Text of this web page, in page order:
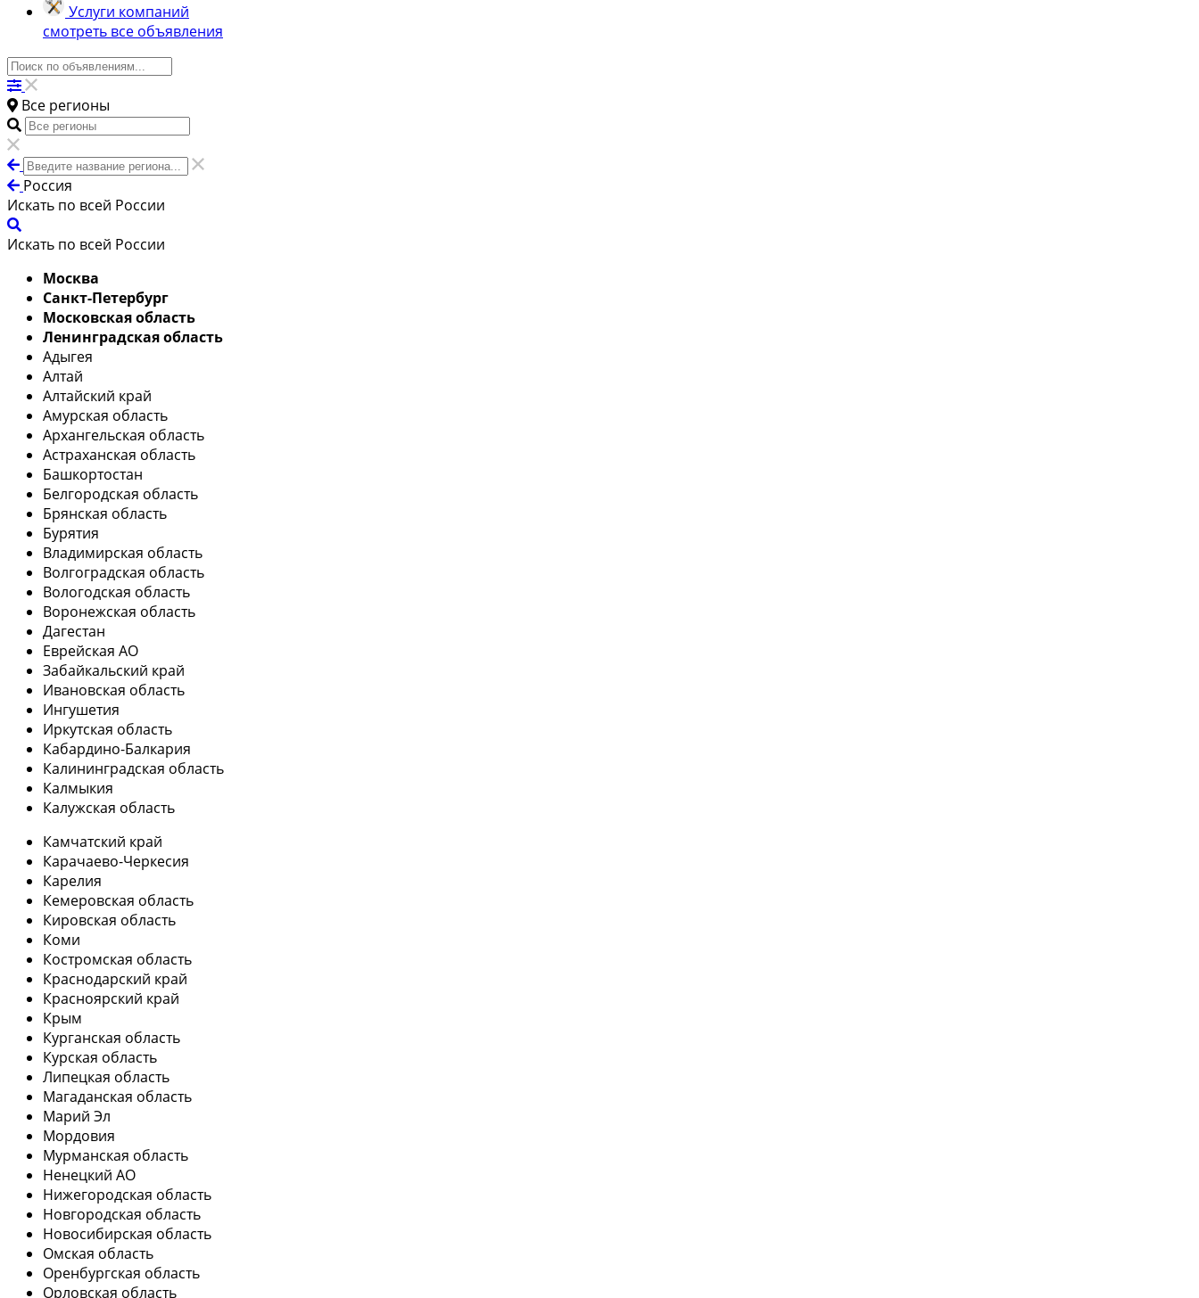
Услуги компаний
смотреть все объявления
Все регионы
Россия
Искать по всей России
Искать по всей России
Москва
Санкт-Петербург
Московская область
Ленинградская область
Адыгея
Алтай
Алтайский край
Амурская область
Архангельская область
Астраханская область
Башкортостан
Белгородская область
Брянская область
Бурятия
Владимирская область
Волгоградская область
Вологодская область
Воронежская область
Дагестан
Еврейская АО
Забайкальский край
Ивановская область
Ингушетия
Иркутская область
Кабардино-Балкария
Калининградская область
Калмыкия
Калужская область
Камчатский край
Карачаево-Черкесия
Карелия
Кемеровская область
Кировская область
Коми
Костромская область
Краснодарский край
Красноярский край
Крым
Курганская область
Курская область
Липецкая область
Магаданская область
Марий Эл
Мордовия
Мурманская область
Ненецкий АО
Нижегородская область
Новгородская область
Новосибирская область
Омская область
Оренбургская область
Орловская область